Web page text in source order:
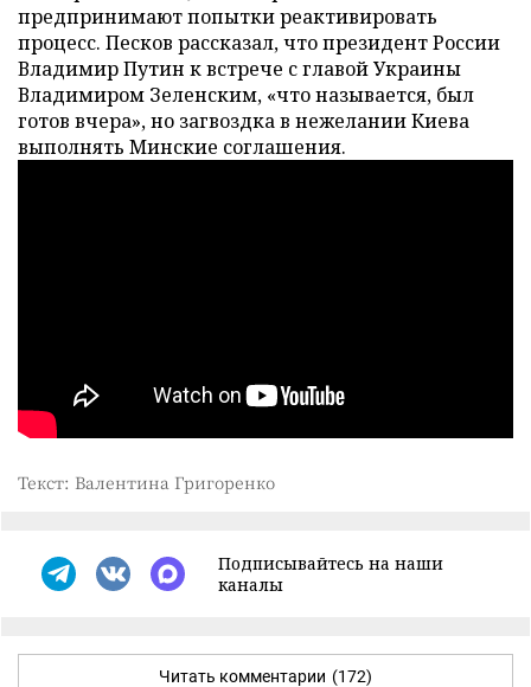
предпринимают попытки реактивировать
процесс. Песков рассказал, что президент России
Владимир Путин к встрече с главой Украины
Владимиром Зеленским, «что называется, был
готов вчера», но загвоздка в нежелании Киева
выполнять Минские соглашения.
Текст: Валентина Григоренко
Подписывайтесь на наши
каналы
Читать комментарии (172)